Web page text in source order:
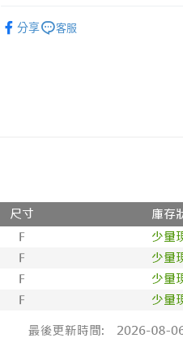
即時審查核予不同之上限額度；若仍有
分享
客服